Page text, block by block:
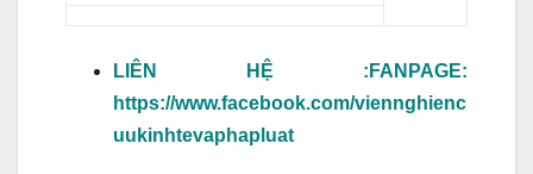
LIÊN HỆ : FANPAGE:
https://www.facebook.com/viennghienc
uukinhtevaphapluat